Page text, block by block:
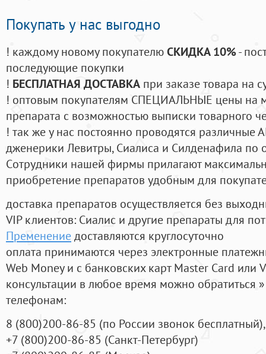
Покупать у нас выгодно
! каждому новому покупателюСКИДКА 10%-
последующие покупки
! БЕСПЛАТНАЯ ДОСТАВКА при заказе товара на
! оптовым покупателям СПЕЦИАЛЬНЫЕ цены на
препарата с возможностью выписки товарного
! так же у нас постоянно проводятся
дженерики Левитры, Сиалиса и Силденафила по
Cотрудники нашей фирмы прилагают
приобретение препаратов удобным для
доставка препаратов осуществляется без
VIP клиентов: Сиалис и другие препараты для
Пременениедоставляются круглосуточно
оплата принимаются через электронные
Web Money и с банковских карт Master Card или
консультации в любое время можно обратиться
телефонам:
8 (800)200-86-85 (по России звонок бесплатный),
+7 (800)200-86-85 (Санкт-Петербург)